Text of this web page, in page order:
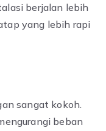
berjalan lebih
yang lebih rapi
sangat kokoh.
beban